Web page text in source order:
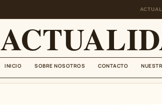
INICIO SOBRE NOSOTROS CONTACTO